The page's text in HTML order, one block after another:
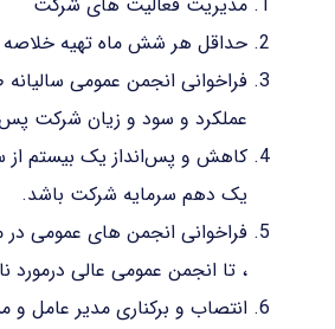
حداقل هر شش ماه تهیه
فراخوانی انجمن عمومی
عملکرد و سود و زیان شرکت
کاهش و پس‌انداز یک بیستم از
یک دهم سرمایه شرکت باشد.
فراخوانی انجمن های عمومی در
، تا انجمن عمومی عالی درمورد
انتصاب و برکناری مدیر